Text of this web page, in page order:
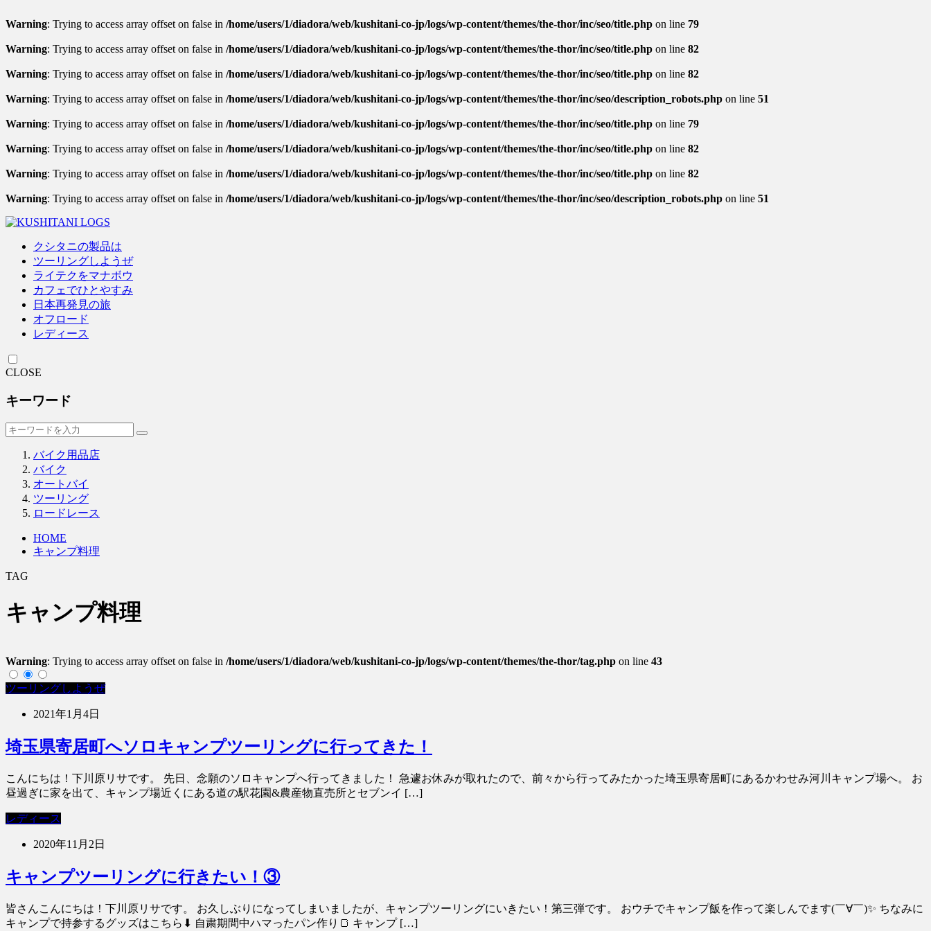
Warning: Trying to access array offset on false in /home/users/1/diadora/web/kushitani-co-jp/logs/wp-content/themes/the-thor/inc/seo/title.php on line 79
Warning: Trying to access array offset on false in /home/users/1/diadora/web/kushitani-co-jp/logs/wp-content/themes/the-thor/inc/seo/title.php on line 82
Warning: Trying to access array offset on false in /home/users/1/diadora/web/kushitani-co-jp/logs/wp-content/themes/the-thor/inc/seo/title.php on line 82
Warning: Trying to access array offset on false in /home/users/1/diadora/web/kushitani-co-jp/logs/wp-content/themes/the-thor/inc/seo/description_robots.php on line 51
Warning: Trying to access array offset on false in /home/users/1/diadora/web/kushitani-co-jp/logs/wp-content/themes/the-thor/inc/seo/title.php on line 79
Warning: Trying to access array offset on false in /home/users/1/diadora/web/kushitani-co-jp/logs/wp-content/themes/the-thor/inc/seo/title.php on line 82
Warning: Trying to access array offset on false in /home/users/1/diadora/web/kushitani-co-jp/logs/wp-content/themes/the-thor/inc/seo/title.php on line 82
Warning: Trying to access array offset on false in /home/users/1/diadora/web/kushitani-co-jp/logs/wp-content/themes/the-thor/inc/seo/description_robots.php on line 51
クシタニの製品は
ツーリングしようぜ
ライテクをマナボウ
カフェでひとやすみ
日本再発見の旅
オフロード
レディース
CLOSE
キーワード
バイク用品店
バイク
オートバイ
ツーリング
ロードレース
HOME
キャンプ料理
TAG
キャンプ料理
Warning: Trying to access array offset on false in /home/users/1/diadora/web/kushitani-co-jp/logs/wp-content/themes/the-thor/tag.php on line 43
ツーリングしようぜ
2021年1月4日
埼玉県寄居町へソロキャンプツーリングに行ってきた！
こんにちは！下川原リサです。 先日、念願のソロキャンプへ行ってきました！ 急遽お休みが取れたので、前々から行ってみたかった埼玉県寄居町にあるかわせみ河川キャンプ場へ。 お
昼過ぎに家を出て、キャンプ場近くにある道の駅花園&農産物直売所とセブンイ […]
レディース
2020年11月2日
キャンプツーリングに行きたい！③
皆さんこんにちは！下川原リサです。 お久しぶりになってしまいましたが、キャンプツーリングにいきたい！第三弾です。 おウチでキャンプ飯を作って楽しんでます(￣∀￣)✨ ちなみに
キャンプで持参するグッズはこちら⬇︎ 自粛期間中ハマったパン作り🍞 キャンプ […]